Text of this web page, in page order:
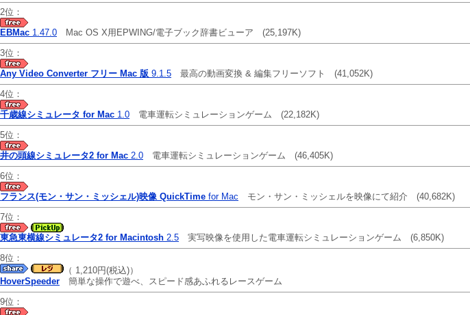
2位：
EBMac 1.47.0 Mac OS X用EPWING/電子ブック辞書ビューア (25,197K)
3位：
Any Video Converter フリー Mac 版 9.1.5 最高の動画変換 & 編集フリーソフト (41,052K)
4位：
千歳線シミュレータ for Mac 1.0 電車運転シミュレーションゲーム (22,182K)
5位：
井の頭線シミュレータ2 for Mac 2.0 電車運転シミュレーションゲーム (46,405K)
6位：
フランス(モン・サン・ミッシェル)映像 QuickTime for Mac モン・サン・ミッシェルを映像にて紹介 (40,682K)
7位：
東急東横線シミュレータ2 for Macintosh 2.5 実写映像を使用した電車運転シミュレーションゲーム (6,850K)
8位：
（ 1,210円(税込)）
HoverSpeeder 簡単な操作で遊べ、スピード感あふれるレースゲーム
9位：